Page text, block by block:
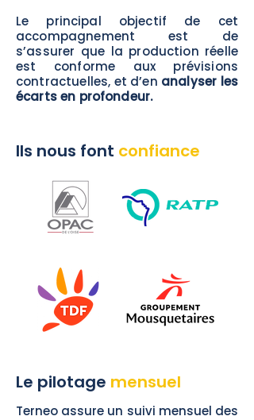
Le principal objectif de cet
accompagnement est de
s’assurer que la production réelle
est conforme aux prévisions
contractuelles, et d’en analyser les
écarts en profondeur.
Ils nous font confiance
Le pilotage mensuel
Terneo assure un suivi mensuel des